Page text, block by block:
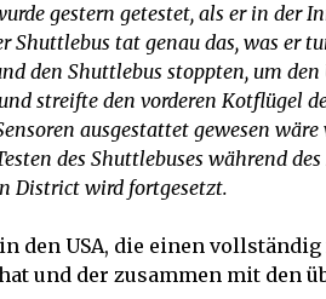
gestern getestet, als er in der
Shuttlebus tat genau das, was er
den Shuttlebus stoppten, um
streifte den vorderen Kotflügel
ausgestattet gewesen
des Shuttlebuses während
District wird fortgesetzt.
den USA, die einen
und der zusammen mit den